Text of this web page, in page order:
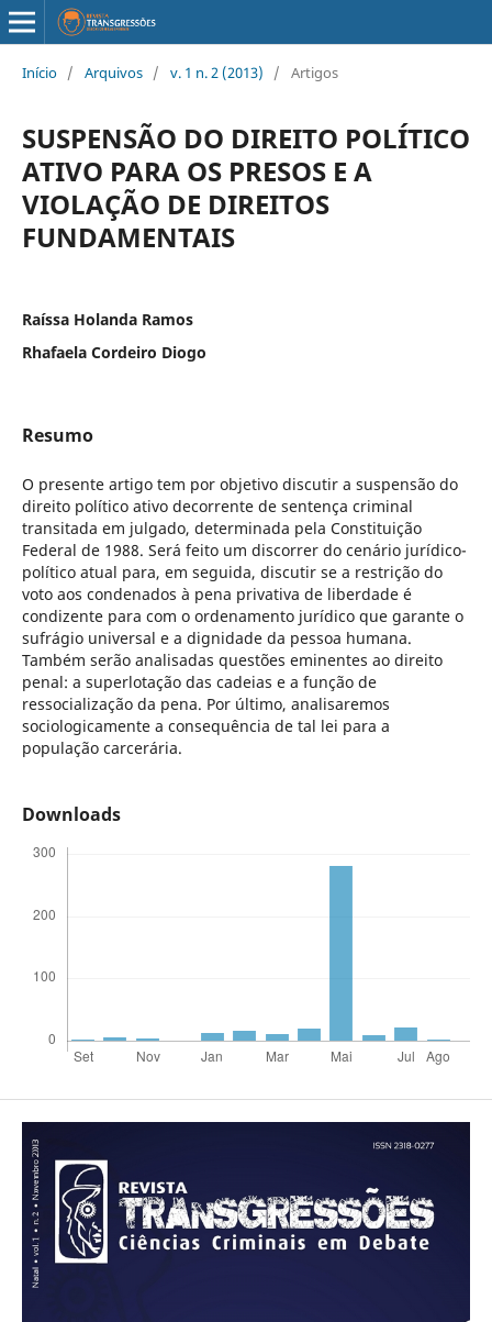
Início / Arquivos / v. 1 n. 2 (2013) / Artigos
SUSPENSÃO DO DIREITO POLÍTICO
ATIVO PARA OS PRESOS E A
VIOLAÇÃO DE DIREITOS
FUNDAMENTAIS
Raíssa Holanda Ramos
Rhafaela Cordeiro Diogo
Resumo
O presente artigo tem por objetivo discutir a suspensão do
direito político ativo decorrente de sentença criminal
transitada em julgado, determinada pela Constituição
Federal de 1988. Será feito um discorrer do cenário jurídico-
político atual para, em seguida, discutir se a restrição do
voto aos condenados à pena privativa de liberdade é
condizente para com o ordenamento jurídico que garante o
sufrágio universal e a dignidade da pessoa humana.
Também serão analisadas questões eminentes ao direito
penal: a superlotação das cadeias e a função de
ressocialização da pena. Por último, analisaremos
sociologicamente a consequência de tal lei para a
população carcerária.
Downloads